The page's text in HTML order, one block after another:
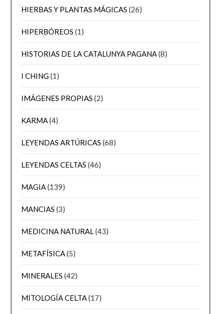
HIERBAS Y PLANTAS MÁGICAS (26)
HIPERBÓREOS (1)
HISTORIAS DE LA CATALUNYA PAGANA(8)
I CHING(1)
IMÁGENES PROPIAS (2)
KARMA(4)
LEYENDAS ARTÚRICAS (68)
LEYENDAS CELTAS (46)
MAGIA(139)
MANCIAS (3)
MEDICINA NATURAL(43)
METAFÍSICA(5)
MINERALES (42)
MITOLOGÍA CELTA(17)